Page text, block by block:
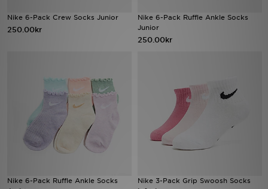
Nike 6-Pack Crew Socks Junior
250.00kr
Nike 6-Pack Ruffle Ankle Socks
Junior
250.00kr
Nike 6-Pack Ruffle Ankle Socks
Nike 3-Pack Grip Swoosh Socks
Ladda ner appen
Mina meddelanden
Kundservice
JD Blogg